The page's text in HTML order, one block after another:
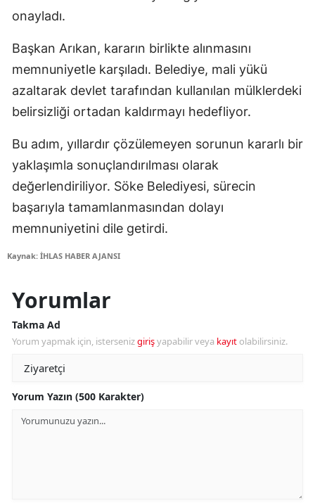
onayladı.
Başkan Arıkan, kararın birlikte alınmasını
memnuniyetle karşıladı. Belediye, mali yükü
azaltarak devlet tarafından kullanılan mülklerdeki
belirsizliği ortadan kaldırmayı hedefliyor.
Bu adım, yıllardır çözülemeyen sorunun kararlı bir
yaklaşımla sonuçlandırılması olarak
değerlendiriliyor. Söke Belediyesi, sürecin
başarıyla tamamlanmasından dolayı
memnuniyetini dile getirdi.
Kaynak: İHLAS HABER AJANSI
Yorumlar
Takma Ad
Yorum yapmak için, istersenizgirişyapabilir veya kayıt olabilirsiniz.
Yorum Yazın (500 Karakter)